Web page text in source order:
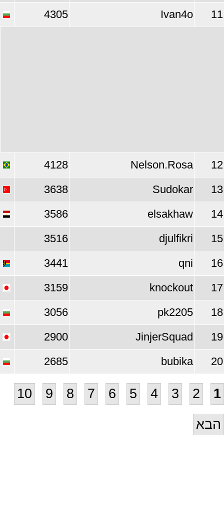
11
Ivan4o
4305
12
Nelson.Rosa
4128
13
Sudokar
3638
14
elsakhaw
3586
15
djulfikri
3516
16
qni
3441
17
knockout
3159
18
pk2205
3056
19
JinjerSquad
2900
20
bubika
2685
1
2
3
4
5
6
7
8
9
10
הבא